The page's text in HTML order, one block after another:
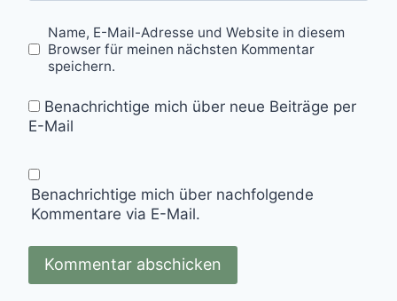
Name, E-Mail-Adresse und Website in diesem
Browser für meinen nächsten Kommentar
speichern.
Benachrichtige mich über neue Beiträge per
E-Mail
Benachrichtige mich über nachfolgende
Kommentare via E-Mail.